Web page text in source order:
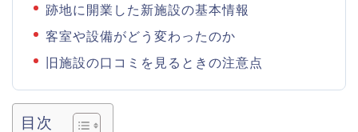
跡地に開業した新施設の基本情報
客室や設備がどう変わったのか
旧施設の口コミを見るときの注意点
目次